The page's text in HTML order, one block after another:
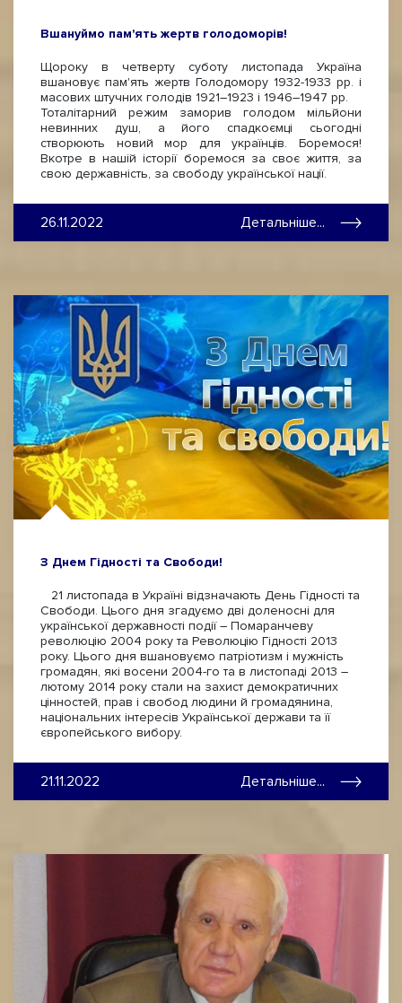
Вшануймо пам'ять жертв голодоморів!
Щороку в четверту суботу листопада Україна
вшановує пам'ять жертв Голодомору 1932-1933 рр. і
масових штучних голодів 1921–1923 і 1946–1947 рр.
Тоталітарний режим заморив голодом мільйони
невинних душ, а його спадкоємці сьогодні
створюють новий мор для українців. Боремося!
Вкотре в нашій історії боремося за своє життя, за
свою державність, за свободу української нації.
26.11.2022 Детальніше...
З Днем Гідності та Свободи!
21 листопада в Україні відзначають День Гідності та
Свободи. Цього дня згадуємо дві доленосні для
української державності події – Помаранчеву
революцію 2004 року та Революцію Гідності 2013
року. Цього дня вшановуємо патріотизм і мужність
громадян, які восени 2004-го та в листопаді 2013 –
лютому 2014 року стали на захист демократичних
цінностей, прав і свобод людини й громадянина,
національних інтересів Української держави та її
європейського вибору.
21.11.2022 Детальніше...